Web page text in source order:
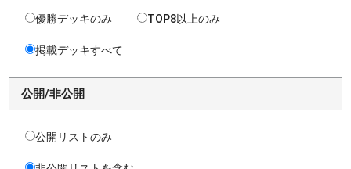
優勝デッキのみ TOP8以上のみ
掲載デッキすべて
公開/非公開
公開リストのみ